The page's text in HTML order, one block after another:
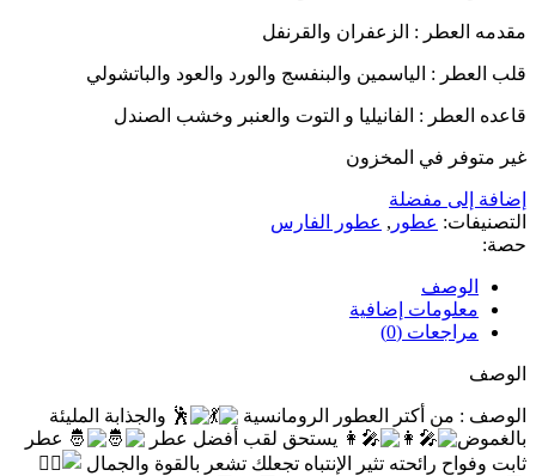
مقدمه العطر : الزعفران والقرنفل
قلب العطر : الياسمين والبنفسج والورد والعود والباتشولي
قاعده العطر : الفانيليا و التوت والعنبر وخشب الصندل
غير متوفر في المخزون
إضافة إلى مفضلة
التصنيفات: عطور , عطور الفارس
حصة:
الوصف
معلومات إضافية
مراجعات (0)
الوصف
الوصف : من أكتر العطور الرومانسية
والجذابة المليئة
بالغموض
يستحق لقب أفضل عطر
عطر
ثابت وفواح رائحته تثير الإنتباه تجعلك تشعر بالقوة والجمال